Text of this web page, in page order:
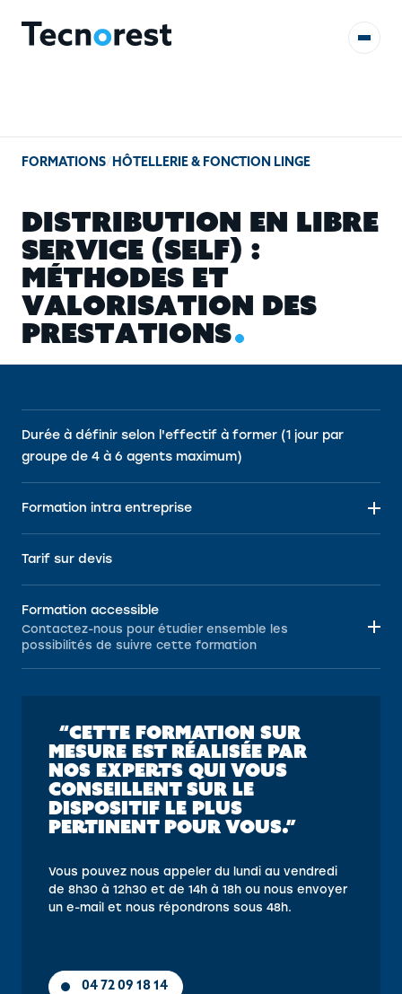
RÉFÉRENCES
CONTACT
FORMATIONS/ HÔTELLERIE & FONCTION LINGE
DISTRIBUTION EN LIBRE
SERVICE (SELF) :
MÉTHODES ET
VALORISATION DES
PRESTATIONS
Durée à définir selon l'effectif à former (1 jour par
groupe de 4 à 6 agents maximum)
Formation intra entreprise
Tarif sur devis
Formation accessible
Contactez-nous pour étudier ensemble les
possibilités de suivre cette formation
“CETTE FORMATION SUR
MESURE EST RÉALISÉE PAR
NOS EXPERTS QUI VOUS
CONSEILLENT SUR LE
DISPOSITIF LE PLUS
PERTINENT POUR VOUS.”
Vous pouvez nous appeler du lundi au vendredi
de 8h30 à 12h30 et de 14h à 18h ou nous envoyer
un e-mail et nous répondrons sous 48h.
04 72 09 18 14